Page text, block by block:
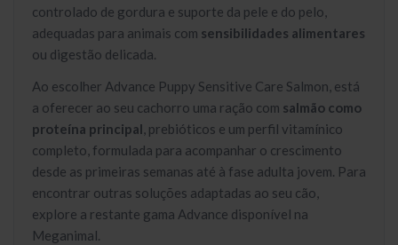
controlado de gordura e suporte da pele e do pelo,
adequadas para animais com sensibilidades alimentares
ou digestão delicada.
Ao escolher Advance Puppy Sensitive Care Salmon, está
a oferecer ao seu cachorro uma ração com salmão como
proteína principal , prebióticos e um perfil vitamínico
completo, formulada para acompanhar o crescimento
desde as primeiras semanas até à fase adulta jovem. Para
encontrar outras soluções adaptadas ao seu cão,
explore a restante gama Advance disponível na
Meganimal.